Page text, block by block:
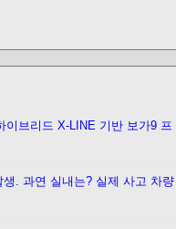
이브리드 X-LINE 기반 보가9 프
. 과연 실내는? 실제 사고 차량